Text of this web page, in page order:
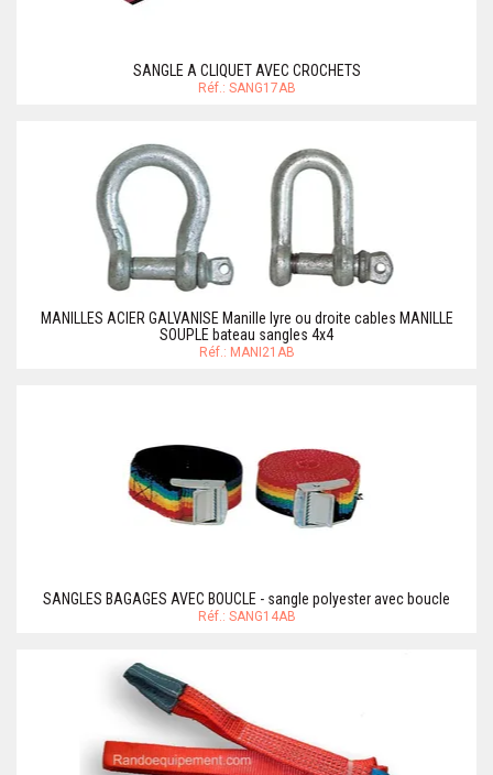
SANGLE A CLIQUET AVEC CROCHETS
Réf.: SANG17AB
MANILLES ACIER GALVANISE Manille lyre ou droite cables MANILLE
SOUPLE bateau sangles 4x4
Réf.: MANI21AB
SANGLES BAGAGES AVEC BOUCLE - sangle polyester avec boucle
Réf.: SANG14AB